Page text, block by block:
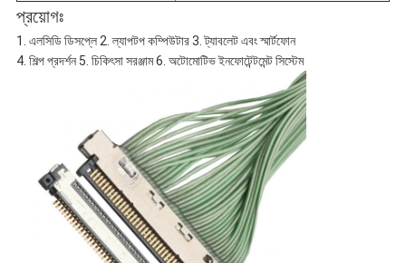
প্রয়োগঃ
1. এলসিডি ডিসপ্লে 2. ল্যাপটপ কম্পিউটার 3. ট্যাবলেট এবং স্মার্টফোন
4. শিল্প প্রদর্শন 5. চিকিৎসা সরঞ্জাম 6. অটোমোটিভ ইনফোটেন্টমেন্ট সিস্টেম